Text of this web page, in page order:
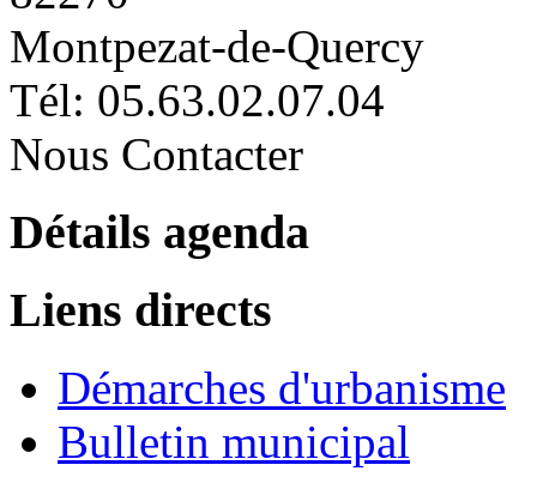
Montpezat-de-Quercy
Tél: 05.63.02.07.04
Nous Contacter
Détails agenda
Liens directs
Démarches d'urbanisme
Bulletin municipal